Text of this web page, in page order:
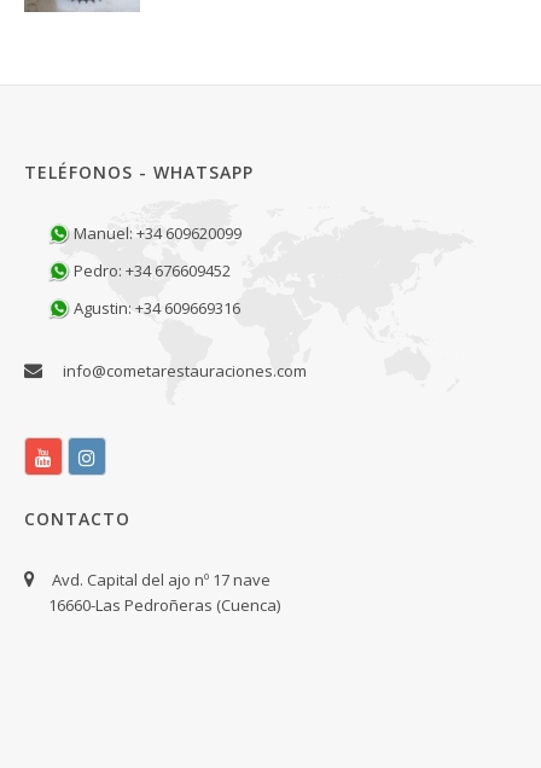
TELÉFONOS - WHATSAPP
Manuel: +34 609620099
Pedro: +34 676609452
Agustin: +34 609669316
info@cometarestauraciones.com
CONTACTO
Avd. Capital del ajo nº 17 nave
16660-Las Pedroñeras (Cuenca)